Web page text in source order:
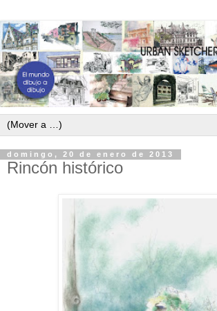
domingo, 20 de enero de 2013
Rincón histórico